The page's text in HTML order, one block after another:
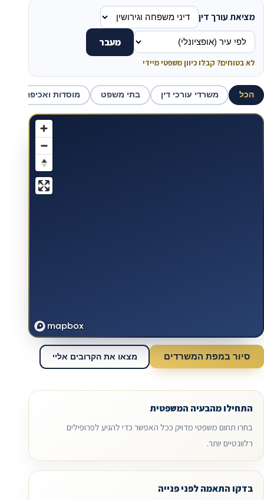
מציאת עורך דין
מעבר
לא בטוחים? קבלו כיוון משפטי מיידי
הכל משרדי עורכי דין בתי משפט מוסדות ואכיפה
סיור במפת המשרדים מצאו את הקרובים אליי
התחילו מהבעיה המשפטית
בחרו תחום משפטי מדויק ככל האפשר כדי להגיע לפרופילים
רלוונטיים יותר.
בדקו התאמה לפני פנייה